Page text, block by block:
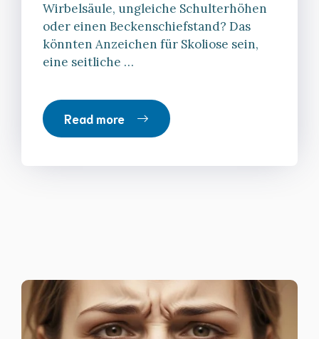
Wirbelsäule, ungleiche Schulterhöhen
oder einen Beckenschiefstand? Das
könnten Anzeichen für Skoliose sein,
eine seitliche …
Read more